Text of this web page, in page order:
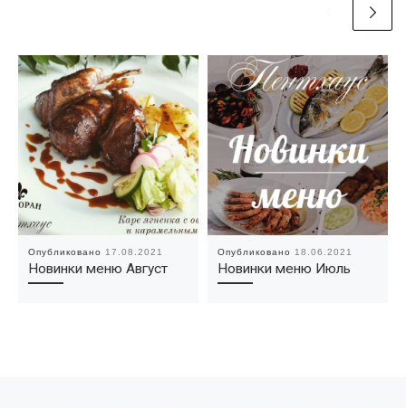
Опубликовано 17.08.2021
Новинки меню Август
Опубликовано 18.06.2021
Новинки меню Июль